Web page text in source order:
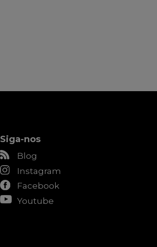
Siga-nos
Blog
Instagram
Facebook
Youtube